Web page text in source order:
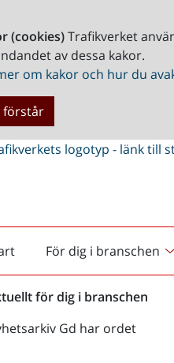
(cookies)Trafikverket
av dessa kakor.
om kakor och hur du
förstår
För dig i branschen
för dig i branschen
Gd har ordet